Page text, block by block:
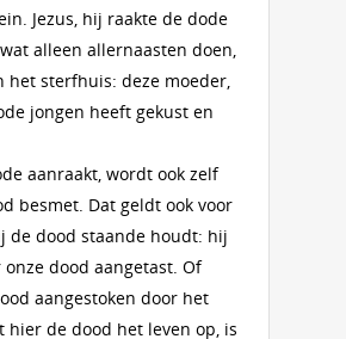
Jezus, hij raakte de dode
alleen allernaasten doen,
het sterfhuis: deze moeder,
jongen heeft gekust en
aanraakt, wordt ook zelf
besmet. Dat geldt ook voor
de dood staande houdt: hij
dood aangetast. Of
aangestoken door het
hier de dood het leven op, is